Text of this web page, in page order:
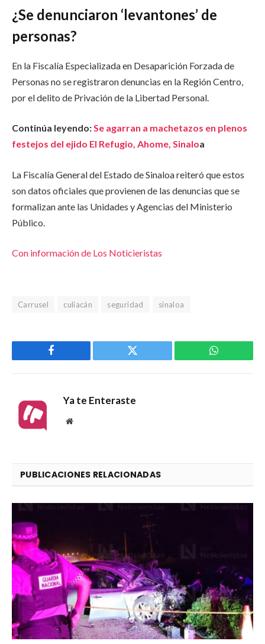
¿Se denunciaron ‘levantones’ de
personas?
En la Fiscalía Especializada en Desaparición Forzada de
Personas no se registraron denuncias en la Región Centro,
por el delito de Privación de la Libertad Personal.
Continúa leyendo:Se agarran a machetazos en plenos
festejos del ejido El Refugio, Ahome, Sinaloa
La Fiscalía General del Estado de Sinaloa reiteró que estos
son datos oficiales que provienen de las denuncias que se
formalizan ante las Unidades y Agencias del Ministerio
Público.
Con información de Los Noticieristas
Carrusel culiacán seguridad sinaloa
Facebook Twitter WhatsApp
Ya te Enteraste
Website
PUBLICACIONES RELACIONADAS